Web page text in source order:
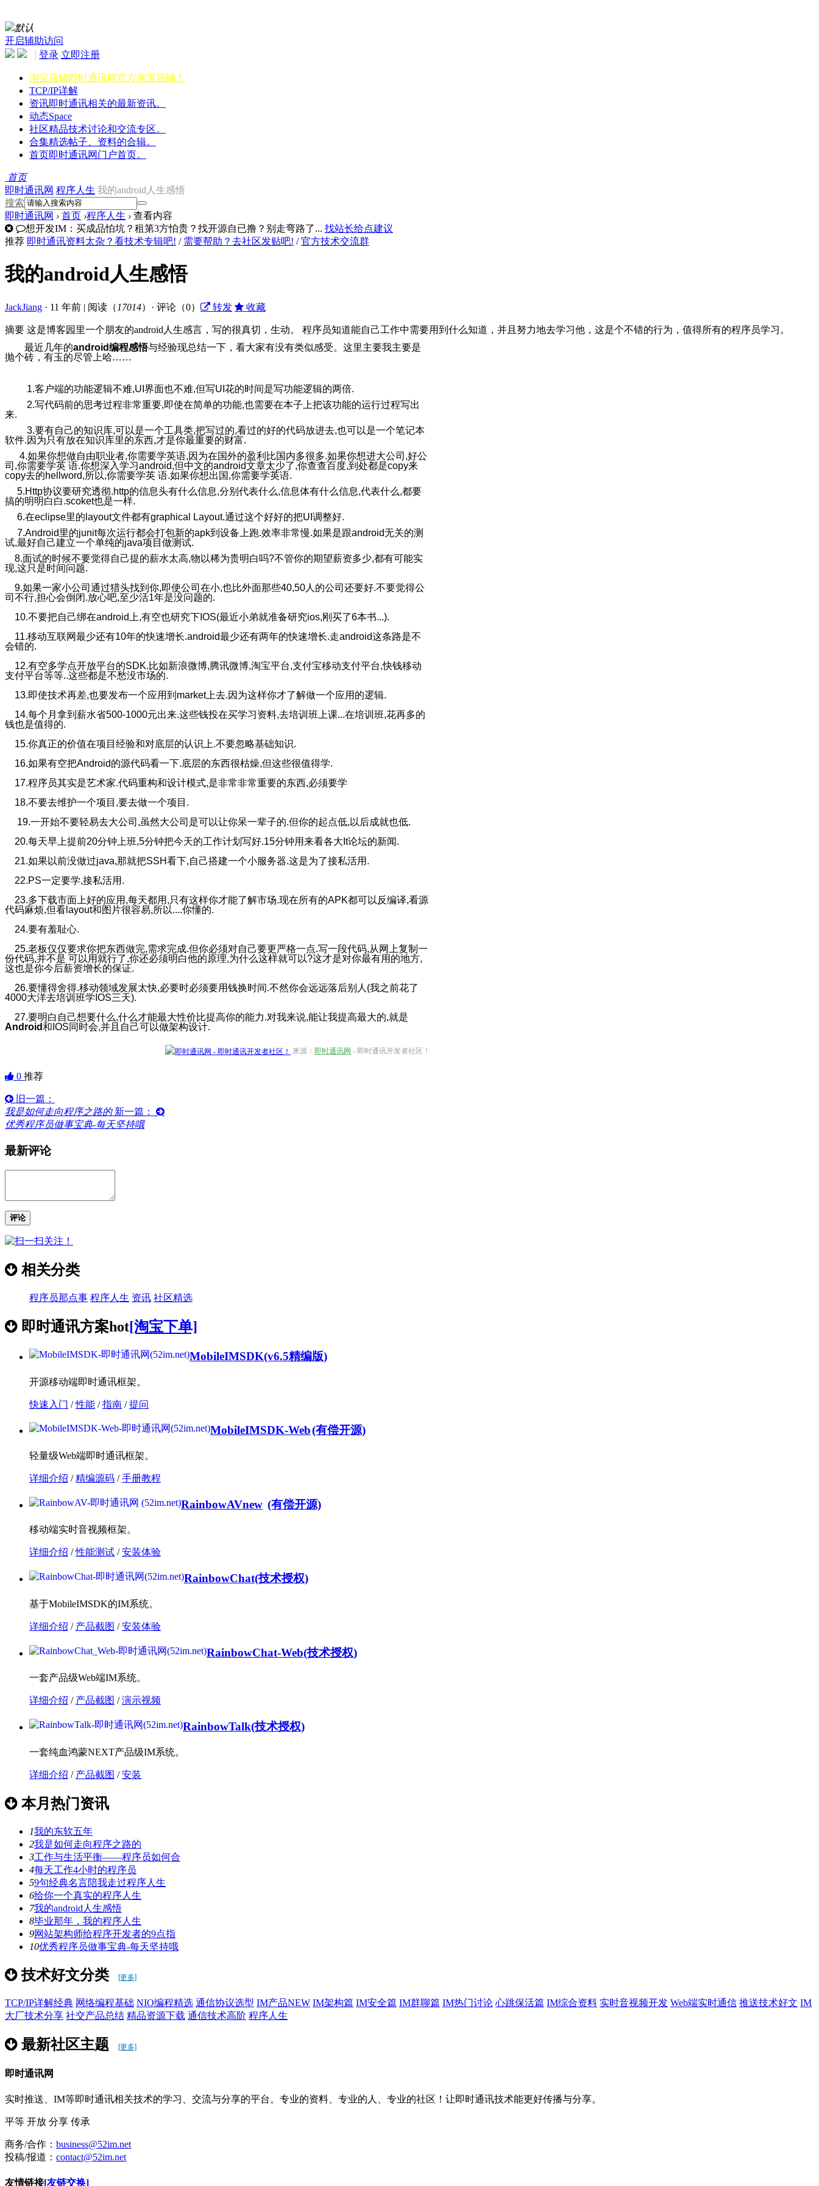
默认
开启辅助访问
登录 立即注册
淘宝店铺即时通讯网官方淘宝店铺！
TCP/IP详解
资讯即时通讯相关的最新资讯。
动态Space
社区精品技术讨论和交流专区。
合集精选帖子、资料的合辑。
首页即时通讯网门户首页。
首页
即时通讯网 程序人生 我的android人生感悟
搜索
即时通讯网 › 首页 ›程序人生 › 查看内容
想开发IM：买成品怕坑？租第3方怕贵？找开源自已撸？别走弯路了... 找站长给点建议
推荐 即时通讯资料太杂？看技术专辑吧! / 需要帮助？去社区发贴吧! / 官方技术交流群
我的android人生感悟
JackJiang · 11 年前 | 阅读（ 17014）· 评论（0） 转发 收藏
摘要 这是博客园里一个朋友的android人生感言，写的很真切，生动。 程序员知道能自己工作中需要用到什么知道，并且努力地去学习他，这是个不错的行为，值得所有的程序员学习。
最近几年的android编程感悟与经验现总结一下，看大家有没有类似感受。这里主要我主要是
抛个砖，有玉的尽管上哈……
1.客户端的功能逻辑不难,UI界面也不难,但写UI花的时间是写功能逻辑的两倍.
2.写代码前的思考过程非常重要,即使在简单的功能,也需要在本子上把该功能的运行过程写出
来.
3.要有自己的知识库,可以是一个工具类,把写过的,看过的好的代码放进去,也可以是一个笔记本
软件.因为只有放在知识库里的东西,才是你最重要的财富.
4.如果你想做自由职业者,你需要学英语,因为在国外的盈利比国内多很多.如果你想进大公司,好公
司,你需要学英 语.你想深入学习android,但中文的android文章太少了,你查查百度,到处都是copy来
copy去的hellword,所以,你需要学英 语.如果你想出国,你需要学英语.
5.Http协议要研究透彻.http的信息头有什么信息,分别代表什么,信息体有什么信息,代表什么,都要
搞的明明白白.scoket也是一样.
6.在eclipse里的layout文件都有graphical Layout.通过这个好好的把UI调整好.
7.Android里的junit每次运行都会打包新的apk到设备上跑.效率非常慢.如果是跟android无关的测
试,最好自己建立一个单纯的java项目做测试.
8.面试的时候不要觉得自己提的薪水太高,物以稀为贵明白吗?不管你的期望薪资多少,都有可能实
现,这只是时间问题.
9.如果一家小公司通过猎头找到你,即使公司在小,也比外面那些40,50人的公司还要好.不要觉得公
司不行,担心会倒闭.放心吧,至少活1年是没问题的.
10.不要把自己绑在android上,有空也研究下IOS(最近小弟就准备研究ios,刚买了6本书...).
11.移动互联网最少还有10年的快速增长.android最少还有两年的快速增长.走android这条路是不
会错的.
12.有空多学点开放平台的SDK.比如新浪微博,腾讯微博,淘宝平台,支付宝移动支付平台,快钱移动
支付平台等等..这些都是不愁没市场的.
13.即使技术再差,也要发布一个应用到market上去.因为这样你才了解做一个应用的逻辑.
14.每个月拿到薪水省500-1000元出来.这些钱投在买学习资料,去培训班上课...在培训班,花再多的
钱也是值得的.
15.你真正的价值在项目经验和对底层的认识上.不要忽略基础知识.
16.如果有空把Android的源代码看一下.底层的东西很枯燥,但这些很值得学.
17.程序员其实是艺术家.代码重构和设计模式,是非常非常重要的东西,必须要学
18.不要去维护一个项目,要去做一个项目.
19.一开始不要轻易去大公司,虽然大公司是可以让你呆一辈子的.但你的起点低,以后成就也低.
20.每天早上提前20分钟上班,5分钟把今天的工作计划写好.15分钟用来看各大It论坛的新闻.
21.如果以前没做过java,那就把SSH看下,自己搭建一个小服务器.这是为了接私活用.
22.PS一定要学,接私活用.
23.多下载市面上好的应用,每天都用,只有这样你才能了解市场.现在所有的APK都可以反编译,看源
代码麻烦,但看layout和图片很容易,所以....你懂的.
24.要有羞耻心.
25.老板仅仅要求你把东西做完,需求完成.但你必须对自己要更严格一点.写一段代码,从网上复制一
份代码,并不是 可以用就行了,你还必须明白他的原理,为什么这样就可以?这才是对你最有用的地方,
这也是你今后薪资增长的保证.
26.要懂得舍得.移动领域发展太快,必要时必须要用钱换时间.不然你会远远落后别人(我之前花了
4000大洋去培训班学IOS三天).
27.要明白自己想要什么,什么才能最大性价比提高你的能力.对我来说,能让我提高最大的,就是
Android和IOS同时会,并且自己可以做架构设计.
来源： 即时通讯网 - 即时通讯开发者社区！
0 推荐
旧一篇：
我是如何走向程序之路的 新一篇：
优秀程序员做事宝典-每天坚持哦
最新评论
评论
相关分类
程序员那点事 程序人生 资讯 社区精选
即时通讯方案hot[淘宝下单]
MobileIMSDK(v6.5精编版)
开源移动端即时通讯框架。
快速入门 / 性能 / 指南 / 提问
MobileIMSDK-Web(有偿开源)
轻量级Web端即时通讯框架。
详细介绍 / 精编源码 / 手册教程
RainbowAVnew (有偿开源)
移动端实时音视频框架。
详细介绍 / 性能测试 / 安装体验
RainbowChat(技术授权)
基于MobileIMSDK的IM系统。
详细介绍 / 产品截图 / 安装体验
RainbowChat-Web(技术授权)
一套产品级Web端IM系统。
详细介绍 / 产品截图 / 演示视频
RainbowTalk(技术授权)
一套纯血鸿蒙NEXT产品级IM系统。
详细介绍 / 产品截图 / 安装
本月热门资讯
1我的东软五年
2我是如何走向程序之路的
3工作与生活平衡——程序员如何合
4每天工作4小时的程序员
59句经典名言陪我走过程序人生
6给你一个真实的程序人生
7我的android人生感悟
8毕业那年，我的程序人生
9网站架构师给程序开发者的9点指
10优秀程序员做事宝典-每天坚持哦
技术好文分类 [更多]
TCP/IP详解经典 网络编程基础 NIO编程精选 通信协议选型 IM产品NEW IM架构篇 IM安全篇 IM群聊篇 IM热门讨论 心跳保活篇 IM综合资料 实时音视频开发 Web端实时通信 推送技术好文 IM
大厂技术分享 社交产品总结 精品资源下载 通信技术高阶 程序人生
最新社区主题 [更多]
即时通讯网
实时推送、IM等即时通讯相关技术的学习、交流与分享的平台。专业的资料、专业的人、专业的社区！让即时通讯技术能更好传播与分享。
平等 开放 分享 传承
商务/合作： business@52im.net
投稿/报道： contact@52im.net
友情链接[友链交换]